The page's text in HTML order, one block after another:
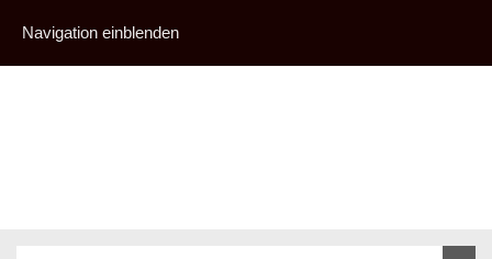
Navigation einblenden